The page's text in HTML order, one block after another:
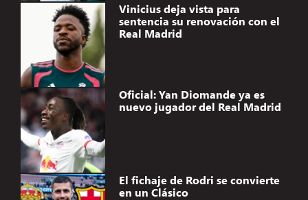
Vinicius deja vista para
sentencia su renovación con el
Real Madrid
Oficial: Yan Diomande ya es
nuevo jugador del Real Madrid
El fichaje de Rodri se convierte
en un Clásico